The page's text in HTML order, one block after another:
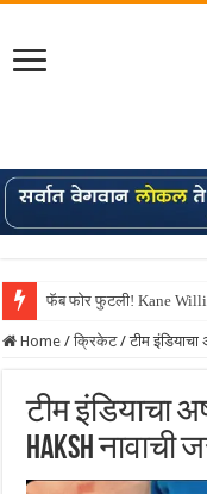
फॅब फोर फुटली! Kane
Home / क्रिकेट / टीम इंडियाचा
टीम इंडियाचा
Haksh नावाची